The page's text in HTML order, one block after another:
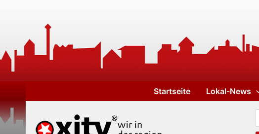
Startseite Lokal-News